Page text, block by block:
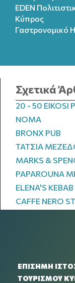
EDEN
Κύπρος
Γαστρονομικό
Σχετικά
20 - 50 EIKOSI
NOMA
BRONX PUB
ΤΑΤΣΙΑ
MARKS &
PAPAROUNA
ELENA'S KEBAB
CAFFE NERO
ΕΠΙΣΗΜΗ
ΤΟΥΡΙΣΜΟΥ